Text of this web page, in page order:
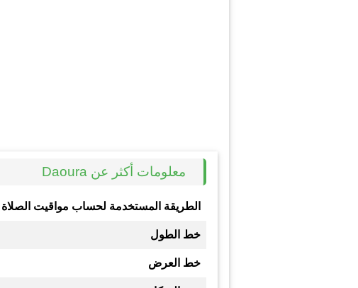
معلومات أكثر عن Daoura
الطريقة المستخدمة لحساب مواقيت الصلاة
خط الطول
خط العرض